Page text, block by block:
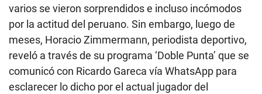
varios se vieron sorprendidos e incluso incómodos
por la actitud del peruano. Sin embargo, luego de
meses, Horacio Zimmermann, periodista deportivo,
reveló a través de su programa ‘Doble Punta’ que se
comunicó con Ricardo Gareca vía WhatsApp para
esclarecer lo dicho por el actual jugador del